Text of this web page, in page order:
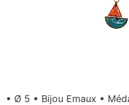
• Ø 5 • Bijou Emaux •